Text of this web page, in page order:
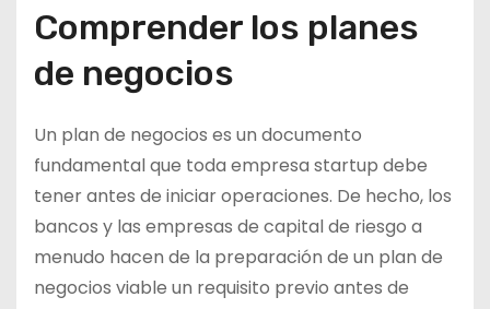
Comprender los planes
de negocios
Un plan de negocios es un documento
fundamental que toda empresa startup debe
tener antes de iniciar operaciones. De hecho, los
bancos y las empresas de capital de riesgo a
menudo hacen de la preparación de un plan de
negocios viable un requisito previo antes de